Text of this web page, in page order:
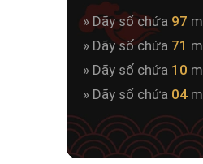
» Dãy số chứa 97
» Dãy số chứa 71
» Dãy số chứa 10
» Dãy số chứa 04